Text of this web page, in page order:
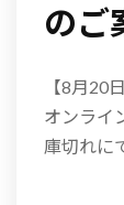
のご
【8月20
オンライ
庫切れに